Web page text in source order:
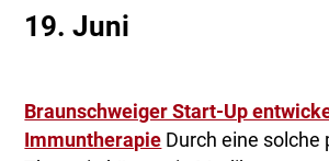
19. Juni
Braunschweiger Start-Up
Immuntherapie Durch eine solche